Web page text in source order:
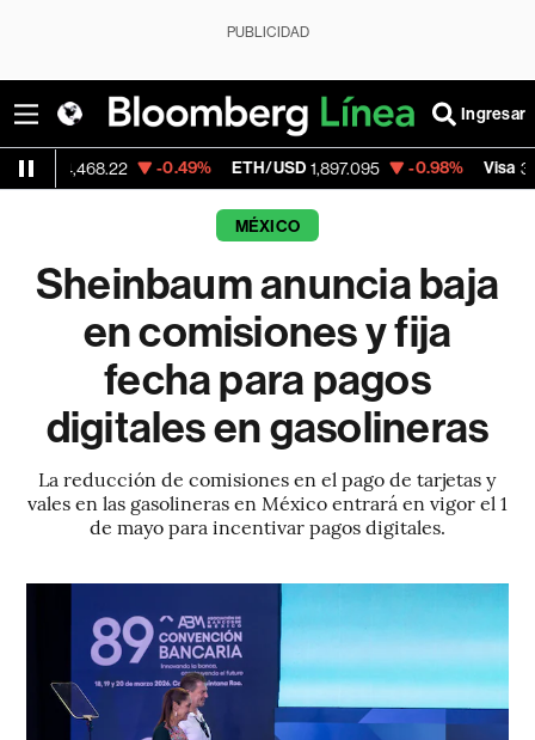
PUBLICIDAD
Ingresar
-0.49% ETH/USD 1,897.095 -0.98% Visa 368.54 -
MÉXICO
Sheinbaum anuncia baja
en comisiones y fija
fecha para pagos
digitales en gasolineras
La reducción de comisiones en el pago de tarjetas y
vales en las gasolineras en México entrará en vigor el 1
de mayo para incentivar pagos digitales.